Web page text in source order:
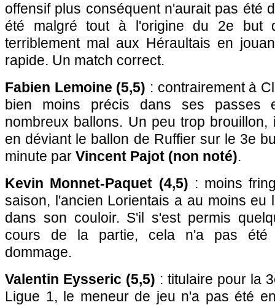
offensif plus conséquent n'aurait pas été
été malgré tout à l'origine du 2e but
terriblement mal aux Héraultais en
rapide. Un match correct.
Fabien Lemoine (5,5) : contrairement à
bien moins précis dans ses
nombreux ballons. Un peu trop
en déviant le ballon de Ruffier sur le 3e
minute par Vincent Pajot (non noté).
Kevin Monnet-Paquet (4,5) : moins
saison, l'ancien Lorientais a au moins eu
dans son couloir. S'il s'est permis
cours de la partie, cela n'a pas été
dommage.
Valentin Eysseric (5,5) : titulaire pour la
Ligue 1, le meneur de jeu n'a pas été